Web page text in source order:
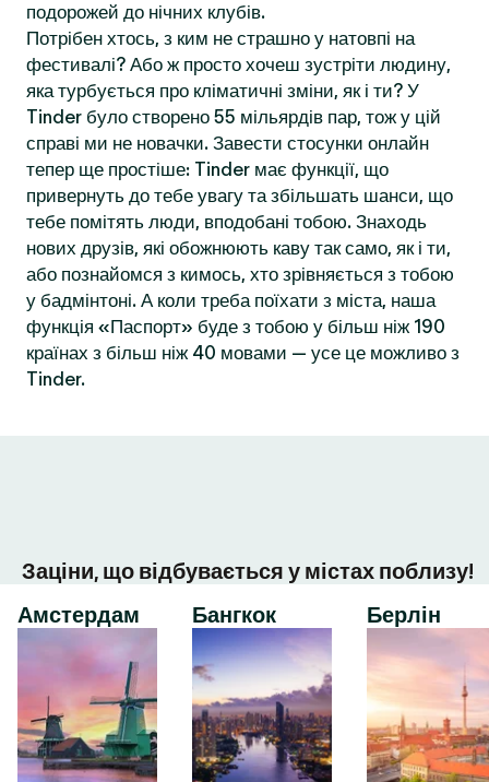
подорожей до нічних клубів.
Потрібен хтось, з ким не страшно у натовпі на
фестивалі? Або ж просто хочеш зустріти людину,
яка турбується про кліматичні зміни, як і ти? У
Tinder було створено 55 мільярдів пар, тож у цій
справі ми не новачки. Завести стосунки онлайн
тепер ще простіше: Tinder має функції, що
привернуть до тебе увагу та збільшать шанси, що
тебе помітять люди, вподобані тобою. Знаходь
нових друзів, які обожнюють каву так само, як і ти,
або познайомся з кимось, хто зрівняється з тобою
у бадмінтоні. А коли треба поїхати з міста, наша
функція «Паспорт» буде з тобою у більш ніж 190
країнах з більш ніж 40 мовами — усе це можливо з
Tinder.
Заціни, що відбувається у містах поблизу!
Амстердам
Бангкок Берлін